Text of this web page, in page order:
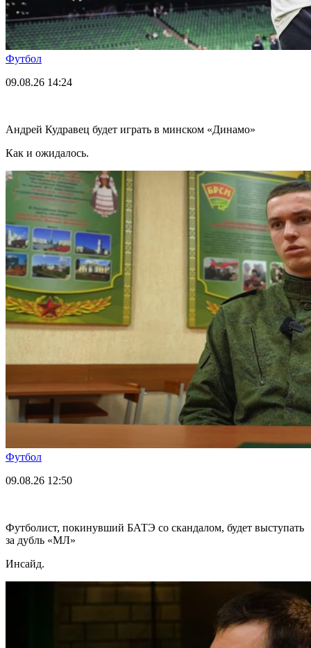
Футбол
09.08.26 14:24
Андрей Кудравец будет играть в минском «Динамо»
Как и ожидалось.
Футбол
09.08.26 12:50
Футболист, покинувший БАТЭ со скандалом, будет выступать
за дубль «МЛ»
Инсайд.